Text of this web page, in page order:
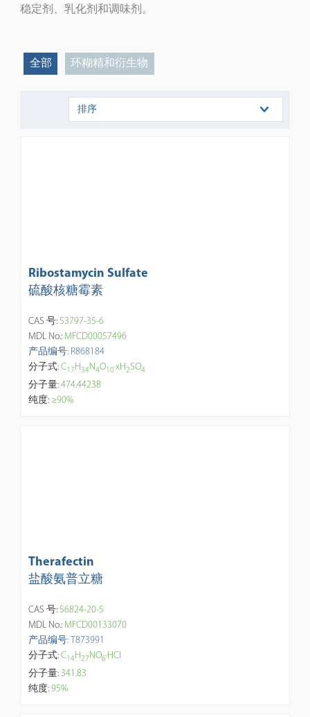
稳定剂、乳化剂和调味剂。
全部 环糊精和衍生物
排序
Ribostamycin Sulfate
硫酸核糖霉素
CAS 号:53797-35-6
MDL No.: MFCD00057496
产品编号: R868184
分子式:C17H34N4O10·xH2SO4
分子量:474.44238
纯度: ≥90%
Therafectin
盐酸氨普立糖
CAS 号:56824-20-5
MDL No.: MFCD00133070
产品编号: T873991
分子式:C14H27NO6·HCl
分子量:341.83
纯度:95%